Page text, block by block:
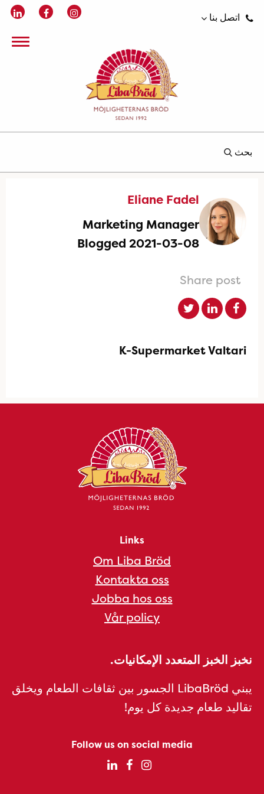
اتصل بنا
بحث
Eliane Fadel
Marketing Manager
Blogged 2021-03-08
Share post
K-Supermarket Valtari
Links
Om Liba Bröd
Kontakta oss
Jobba hos oss
Vår policy
نخبز الخبز المتعدد الإمكانيات.
يبني LibaBröd الجسور بين ثقافات الطعام ويخلق
تقاليد طعام جديدة كل يوم!
Follow us on social media